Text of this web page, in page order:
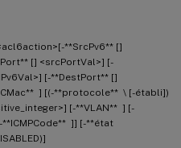
**SrcPv6** []
[] <srcPortVal>] [-
[-**DestPort** []
] [(-**protocole** \ [-établi])
[-**VLAN** ] [-
]] [-**état